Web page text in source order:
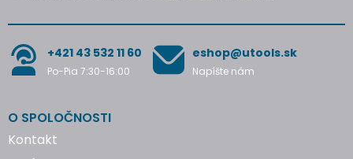
+421 43 532 11 60
Po-Pia 7:30-16:00
eshop@utools.sk
Napíšte nám
O SPOLOČNOSTI
Kontakt